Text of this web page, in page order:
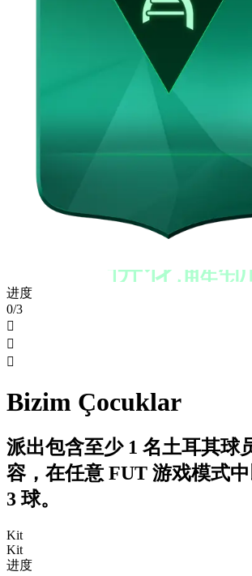
进化解锁
进度
0/3



Bizim Çocuklar
派出包含至少 1 名土耳其球
容，在任意 FUT 游戏模式
3 球。
Kit
Kit
进度